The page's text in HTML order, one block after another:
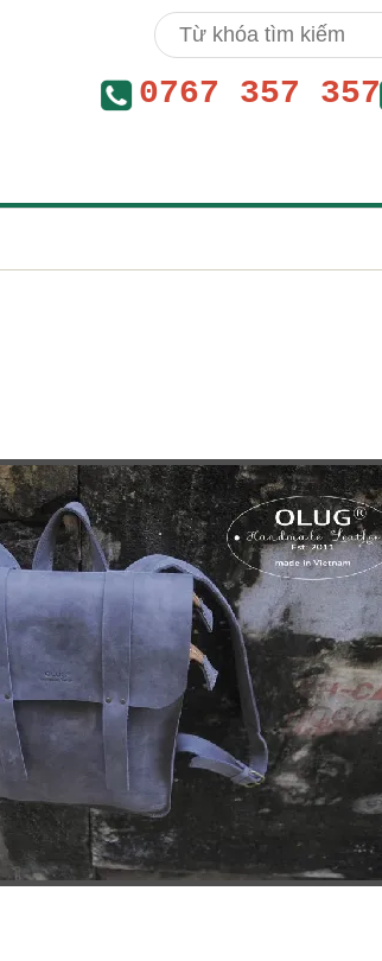
0767 357 357